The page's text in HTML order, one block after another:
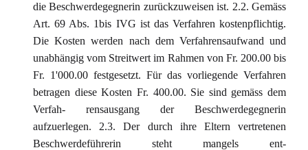
die Beschwerdegegnerin zurückzuweisen ist. 2.2. Gemäss
Art. 69 Abs. 1bis IVG ist das Verfahren kostenpflichtig.
Die Kosten werden nach dem Verfahrensaufwand und
unabhängig vom Streitwert im Rahmen von Fr. 200.00 bis
Fr. 1'000.00 festgesetzt. Für das vorliegende Verfahren
betragen diese Kosten Fr. 400.00. Sie sind gemäss dem
Verfah- rensausgang der Beschwerdegegnerin
aufzuerlegen. 2.3. Der durch ihre Eltern vertretenen
Beschwerdeführerin steht mangels ent-